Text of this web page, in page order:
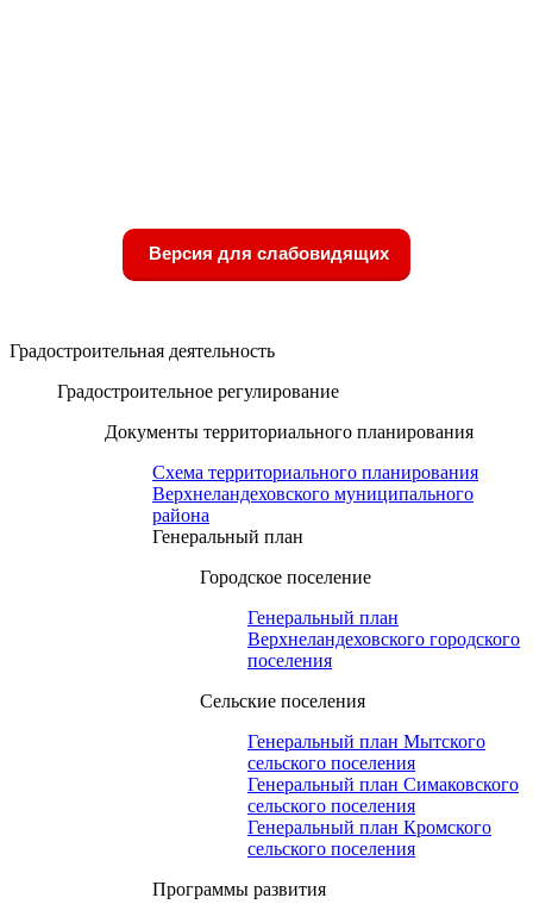
Версия для слабовидящих
Градостроительная деятельность
Градостроительное регулирование
Документы территориального планирования
Схема территориального планирования
Верхнеландеховского муниципального
района
Генеральный план
Городское поселение
Генеральный план
Верхнеландеховского городского
поселения
Сельские поселения
Генеральный план Мытского
сельского поселения
Генеральный план Симаковского
сельского поселения
Генеральный план Кромского
сельского поселения
Программы развития